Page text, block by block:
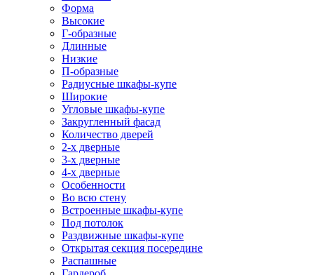
Форма
Высокие
Г-образные
Длинные
Низкие
П-образные
Радиусные шкафы-купе
Широкие
Угловые шкафы-купе
Закругленный фасад
Количество дверей
2-х дверные
3-х дверные
4-х дверные
Особенности
Во всю стену
Встроенные шкафы-купе
Под потолок
Раздвижные шкафы-купе
Открытая секция посередине
Распашные